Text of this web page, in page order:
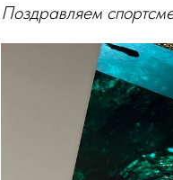
Поздравляем